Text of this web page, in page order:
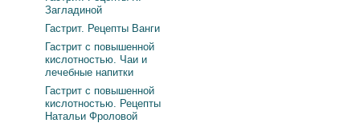
Загладиной
Гастрит. Рецепты Ванги
Гастрит с повышенной
кислотностью. Чаи и
лечебные напитки
Гастрит с повышенной
кислотностью. Рецепты
Натальи Фроловой